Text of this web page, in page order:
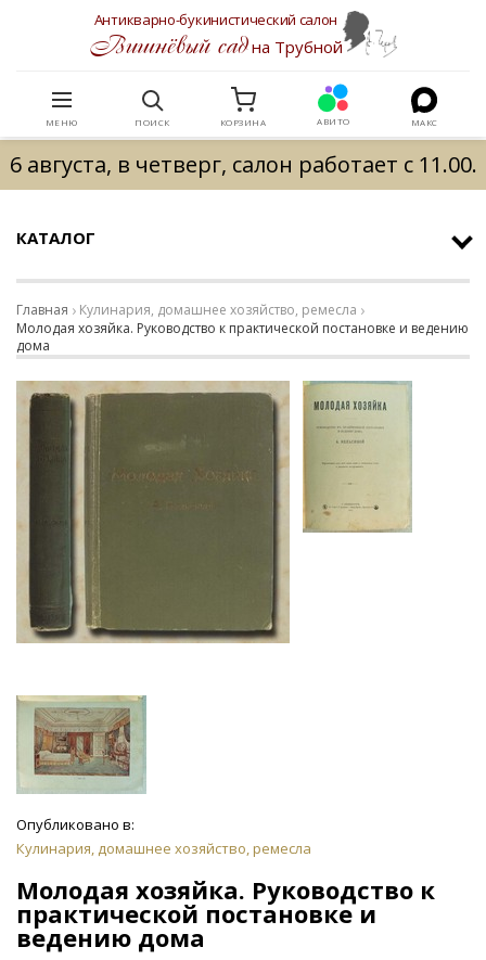
Антикварно-букинистический салон
Вишнёвый садна Трубной
МЕНЮ ПОИСК КОРЗИНА АВИТО МАКС
6 августа, в четверг, салон работает с 11.00.
КАТАЛОГ
Главная
Кулинария, домашнее хозяйство, ремесла
Молодая хозяйка. Руководство к практической постановке и ведению
дома
Опубликовано в:
Кулинария, домашнее хозяйство, ремесла
Молодая хозяйка. Руководство к
практической постановке и
ведению дома